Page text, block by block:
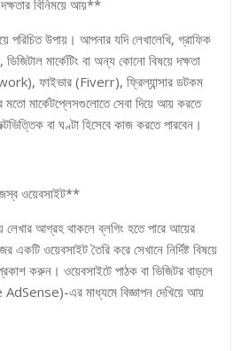
বিনিময়ে আয়**
পরিচিত উপায়। আপনার যদি লেখালেখি, গ্রাফিক
মার্কেটিং বা অন্য কোনো বিষয়ে দক্ষতা
ফাইভার (Fiverr), ফ্রিল্যান্সার ডটকম
মার্কেটপ্লেসগুলোতে সেবা দিয়ে আয় করতে
বা ঘণ্টা হিসেবে কাজ করতে পারবেন।
ওয়েবসাইট**
লেখার আগ্রহ থাকলে ব্লগিং হতে পারে আয়ের
ওয়েবসাইট তৈরি করে সেখানে নির্দিষ্ট বিষয়ে
করুন। ওয়েবসাইটে পাঠক বা ভিজিটর বাড়লে
এর মাধ্যমে বিজ্ঞাপন দেখিয়ে আয়